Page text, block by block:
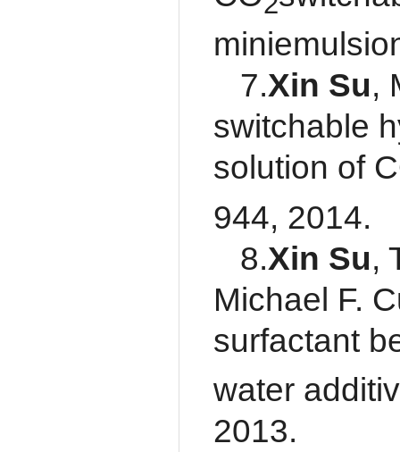
7.Xin Su,
switchable
solution of
944, 2014.
8.Xin Su,
Michael F.
surfactant
water
2013.